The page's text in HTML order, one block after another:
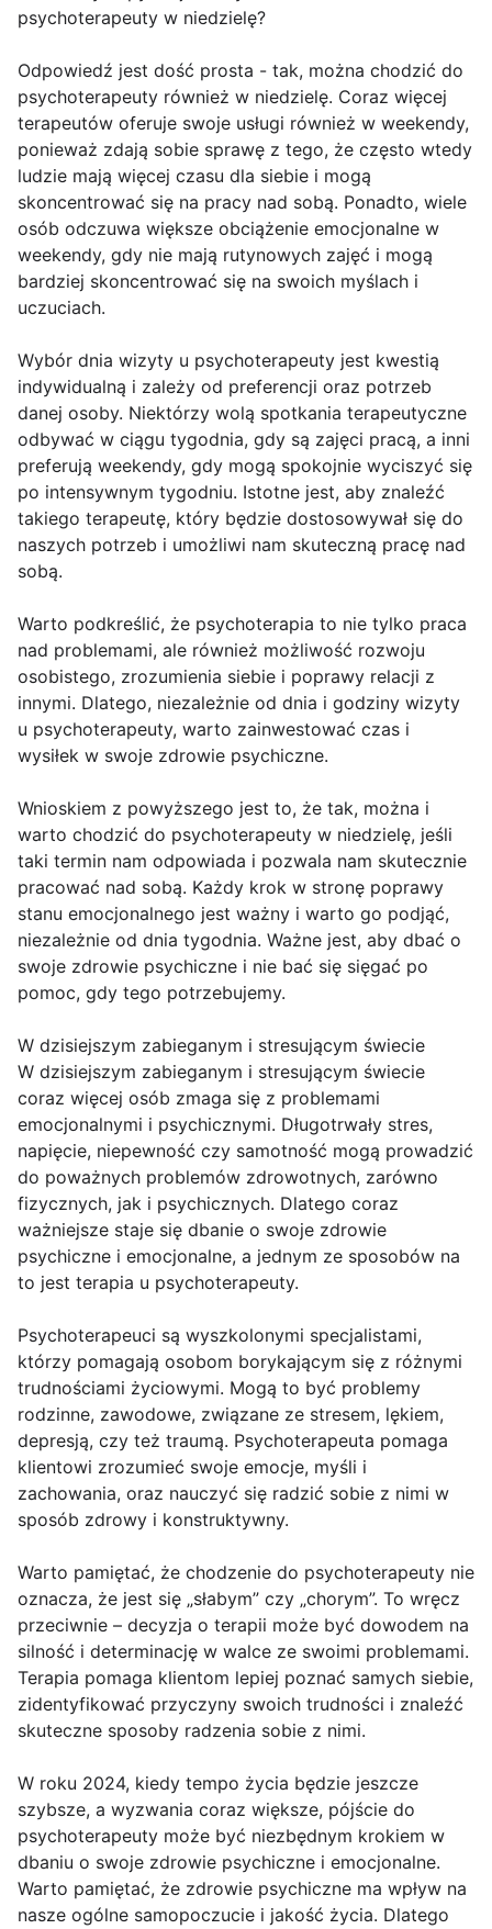
psychoterapeuty w niedzielę?
Odpowiedź jest dość prosta - tak, można chodzić do
psychoterapeuty również w niedzielę. Coraz więcej
terapeutów oferuje swoje usługi również w weekendy,
ponieważ zdają sobie sprawę z tego, że często wtedy
ludzie mają więcej czasu dla siebie i mogą
skoncentrować się na pracy nad sobą. Ponadto, wiele
osób odczuwa większe obciążenie emocjonalne w
weekendy, gdy nie mają rutynowych zajęć i mogą
bardziej skoncentrować się na swoich myślach i
uczuciach.
Wybór dnia wizyty u psychoterapeuty jest kwestią
indywidualną i zależy od preferencji oraz potrzeb
danej osoby. Niektórzy wolą spotkania terapeutyczne
odbywać w ciągu tygodnia, gdy są zajęci pracą, a inni
preferują weekendy, gdy mogą spokojnie wyciszyć się
po intensywnym tygodniu. Istotne jest, aby znaleźć
takiego terapeutę, który będzie dostosowywał się do
naszych potrzeb i umożliwi nam skuteczną pracę nad
sobą.
Warto podkreślić, że psychoterapia to nie tylko praca
nad problemami, ale również możliwość rozwoju
osobistego, zrozumienia siebie i poprawy relacji z
innymi. Dlatego, niezależnie od dnia i godziny wizyty
u psychoterapeuty, warto zainwestować czas i
wysiłek w swoje zdrowie psychiczne.
Wnioskiem z powyższego jest to, że tak, można i
warto chodzić do psychoterapeuty w niedzielę, jeśli
taki termin nam odpowiada i pozwala nam skutecznie
pracować nad sobą. Każdy krok w stronę poprawy
stanu emocjonalnego jest ważny i warto go podjąć,
niezależnie od dnia tygodnia. Ważne jest, aby dbać o
swoje zdrowie psychiczne i nie bać się sięgać po
pomoc, gdy tego potrzebujemy.
W dzisiejszym zabieganym i stresującym świecie
W dzisiejszym zabieganym i stresującym świecie
coraz więcej osób zmaga się z problemami
emocjonalnymi i psychicznymi. Długotrwały stres,
napięcie, niepewność czy samotność mogą prowadzić
do poważnych problemów zdrowotnych, zarówno
fizycznych, jak i psychicznych. Dlatego coraz
ważniejsze staje się dbanie o swoje zdrowie
psychiczne i emocjonalne, a jednym ze sposobów na
to jest terapia u psychoterapeuty.
Psychoterapeuci są wyszkolonymi specjalistami,
którzy pomagają osobom borykającym się z różnymi
trudnościami życiowymi. Mogą to być problemy
rodzinne, zawodowe, związane ze stresem, lękiem,
depresją, czy też traumą. Psychoterapeuta pomaga
klientowi zrozumieć swoje emocje, myśli i
zachowania, oraz nauczyć się radzić sobie z nimi w
sposób zdrowy i konstruktywny.
Warto pamiętać, że chodzenie do psychoterapeuty nie
oznacza, że jest się „słabym” czy „chorym”. To wręcz
przeciwnie – decyzja o terapii może być dowodem na
silność i determinację w walce ze swoimi problemami.
Terapia pomaga klientom lepiej poznać samych siebie,
zidentyfikować przyczyny swoich trudności i znaleźć
skuteczne sposoby radzenia sobie z nimi.
W roku 2024, kiedy tempo życia będzie jeszcze
szybsze, a wyzwania coraz większe, pójście do
psychoterapeuty może być niezbędnym krokiem w
dbaniu o swoje zdrowie psychiczne i emocjonalne.
Warto pamiętać, że zdrowie psychiczne ma wpływ na
nasze ogólne samopoczucie i jakość życia. Dlatego